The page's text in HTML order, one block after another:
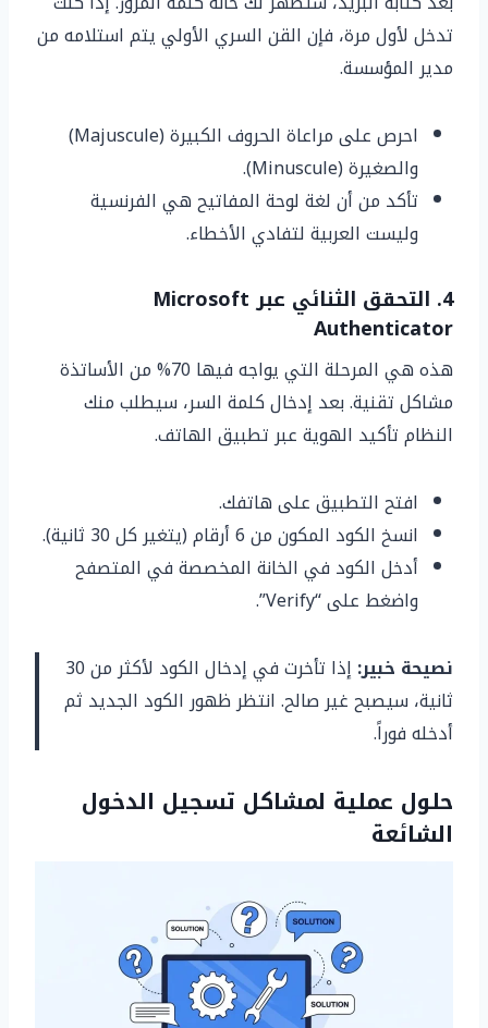
تدخل لأول مرة، فإن القن السري الأولي يتم استلامه من
مدير المؤسسة.
احرص على مراعاة الحروف الكبيرة (Majuscule)
والصغيرة (Minuscule).
تأكد من أن لغة لوحة المفاتيح هي الفرنسية
وليست العربية لتفادي الأخطاء.
4. التحقق الثنائي عبر Microsoft
Authenticator
هذه هي المرحلة التي يواجه فيها 70% من الأساتذة
مشاكل تقنية. بعد إدخال كلمة السر، سيطلب منك
النظام تأكيد الهوية عبر تطبيق الهاتف.
افتح التطبيق على هاتفك.
انسخ الكود المكون من 6 أرقام (يتغير كل 30 ثانية).
أدخل الكود في الخانة المخصصة في المتصفح
واضغط على “Verify”.
نصيحة خبير:
إذا تأخرت في إدخال الكود لأكثر من 30
ثانية، سيصبح غير صالح. انتظر ظهور الكود الجديد ثم
أدخله فوراً.
حلول عملية لمشاكل تسجيل الدخول
الشائعة